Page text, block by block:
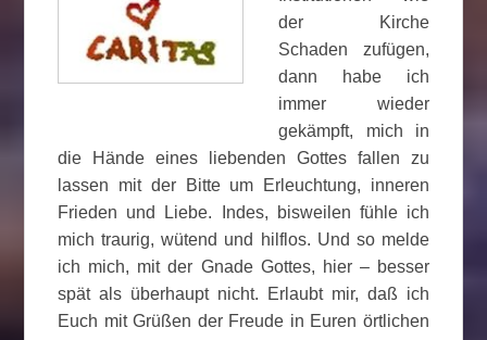
der Kirche
Schaden zufügen,
dann habe ich
immer wieder
gekämpft, mich in
die Hände eines liebenden Gottes fallen zu
lassen mit der Bitte um Erleuchtung, inneren
Frieden und Liebe. Indes, bisweilen fühle ich
mich traurig, wütend und hilflos. Und so melde
ich mich, mit der Gnade Gottes, hier – besser
spät als überhaupt nicht. Erlaubt mir, daß ich
Euch mit Grüßen der Freude in Euren örtlichen